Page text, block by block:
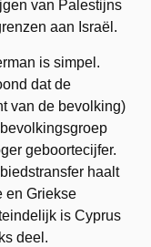
van Palestijns
aan Israël.
is simpel.
dat de
van de bevolking)
geboortecijfer.
haalt
en Griekse
is Cyprus
deel.